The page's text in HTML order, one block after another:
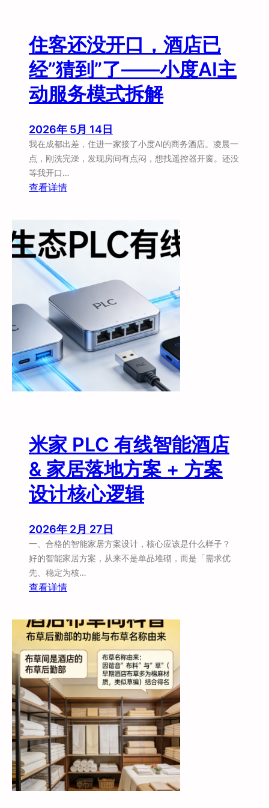
住客还没开口，酒店已
经”猜到”了——小度AI主
动服务模式拆解
2026年 5月 14日
我在成都出差，住进一家接了小度AI的商务酒店。凌晨一
点，刚洗完澡，发现房间有点闷，想找遥控器开窗。还没
等我开口…
查看详情：
还
没
开
，
店
已
经
”
猜
到
—
小
度
A
I
动
服
务
模
式
解
米家 PLC 有线智能酒店
& 家居落地方案 + 方案
设计核心逻辑
2026年 2月 27日
一、合格的智能家居方案设计，核心应该是什么样子？
好的智能家居方案，从来不是单品堆砌，而是「需求优
先、稳定为核…
查看详情：
P
L
C
线
智
能
酒
店
&
家
居